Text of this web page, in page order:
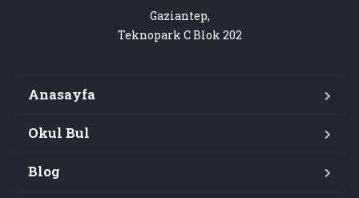
Gaziantep,
Teknopark C Blok 202
Anasayfa
Okul Bul
Blog